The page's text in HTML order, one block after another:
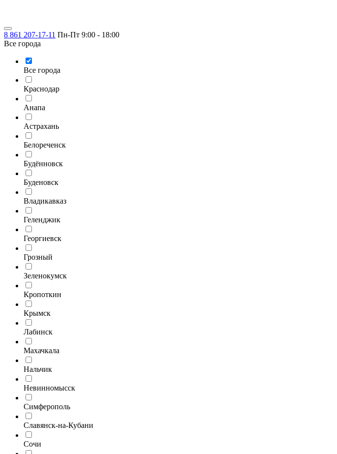
8 861 207-17-11 Пн-Пт 9:00 - 18:00
Все города
Все города
Краснодар
Анапа
Астрахань
Белореченск
Будённовск
Буденовск
Владикавказ
Геленджик
Георгиевск
Грозный
Зеленокумск
Кропоткин
Крымск
Лабинск
Махачкала
Нальчик
Невинномысск
Симферополь
Славянск-на-Кубани
Сочи